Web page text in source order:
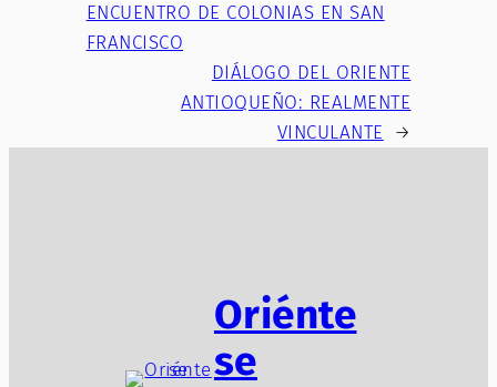
ENCUENTRO DE COLONIAS EN SAN
FRANCISCO
DIÁLOGO DEL ORIENTE
ANTIOQUEÑO: REALMENTE
VINCULANTE
→
Oriénte
se